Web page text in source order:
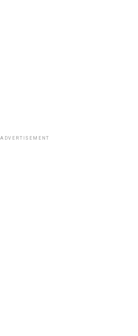
ADVERTISEMENT